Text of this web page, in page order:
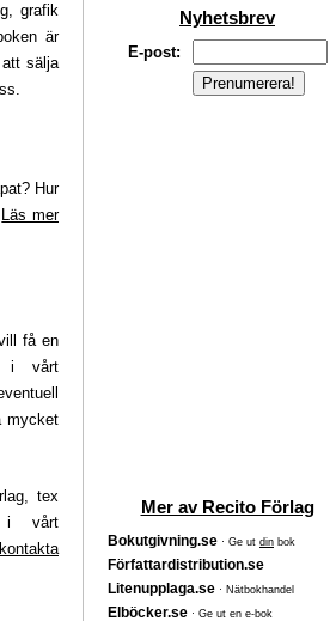
grafik
är
sälja
Hur
Läs mer
få en
i vårt
mycket
tex
i vårt
kontakta
Nyhetsbrev
E-post:
Mer av Recito Förlag
Bokutgivning.se · Ge ut din bok
Författardistribution.se
Litenupplaga.se · Nätbokhandel
Elböcker.se · Ge ut en e-bok